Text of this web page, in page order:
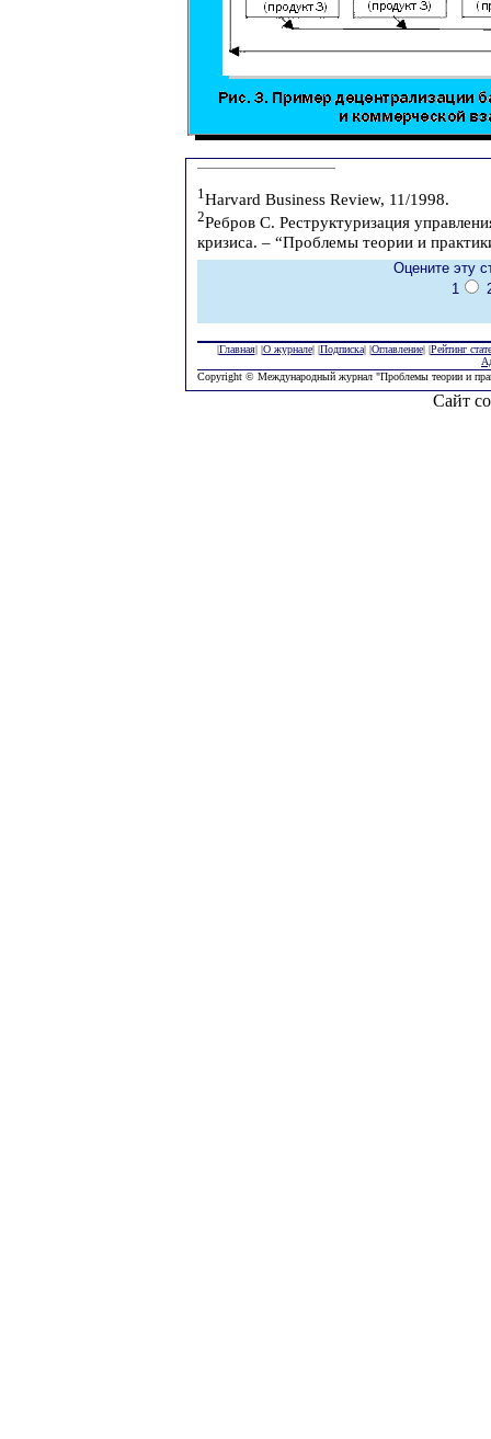
1Harvard Business Review, 11/1998.
2Ребров С. Реструктуризация
кризиса. – “Проблемы теории и
Оцените эту
1
|Главная| |О журнале| |Подписка| |Оглавление| |Рейтинг
Copyright © Международный журнал "Проблемы теории и
Сайт